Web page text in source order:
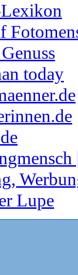
today
Lupe